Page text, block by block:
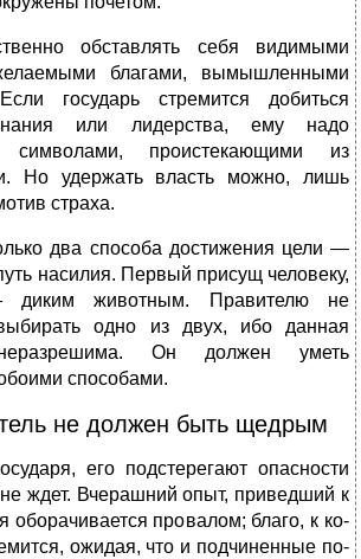
обставлять себя видимыми
благами, вымышленными
государь стремится добиться
или лидерства, ему надо
сим­волами, проистекающими из
Но удер­жать власть можно, лишь
страха.
два способа достижения цели —
насилия. Первый присущ человеку,
животным. Правителю не
одно из двух, ибо данная
Он должен уметь
спо­собами.
не должен быть щедрым
его подстерегают опасности
ждет. Вчерашний опыт, приведший к
оборачивается провалом; благо, к ко­
ожидая, что и подчиненные по­